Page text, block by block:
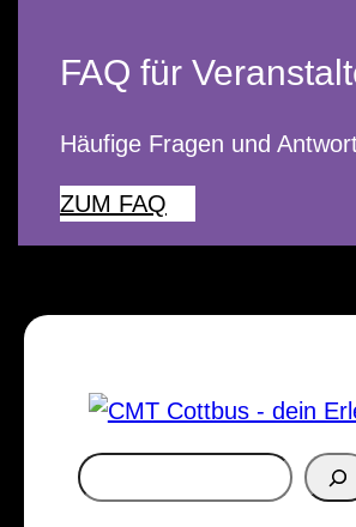
FAQ für
Häufige Fragen und
ZUM FAQ
S
u